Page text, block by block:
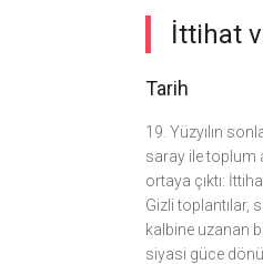
İttihat
Tarih
19. Yüzyılın
saray ile toplum
ortaya çıktı:
Gizli toplantılar,
kalbine uzanan
siyasi güce